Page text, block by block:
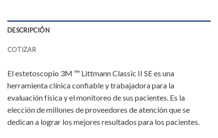
DESCRIPCIÓN
COTIZAR
El estetoscopio 3M ™ Littmann Classic II SE es una
herramienta clínica confiable y trabajadora para la
evaluación física y el monitoreo de sus pacientes. Es la
elección de millones de proveedores de atención que se
dedican a lograr los mejores resultados para los pacientes.